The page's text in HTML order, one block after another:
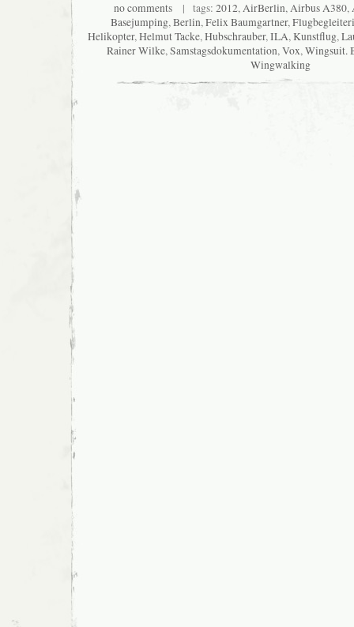
no comments | tags: 2012,AirBerlin,Airbus A380,
Basejumping,Berlin,Felix Baumgartner,
Helikopter,Helmut Tacke,Hubschrauber,ILA,Kunstflug,
Rainer Wilke,Samstagsdokumentation,Vox,Wingsuit.
Wingwalking